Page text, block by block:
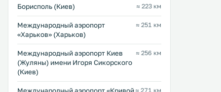
площадка. .Перейти →
гостей спа-салон и
оздоровительный центр.
Борисполь (Киев) ≈ 223 км
Международный аэропорт
«Харьков» (Харьков)
≈ 251 км
Международный аэропорт Киев
(Жуляны) имени Игоря Сикорского
(Киев)
≈ 256 км
≈ 271 км